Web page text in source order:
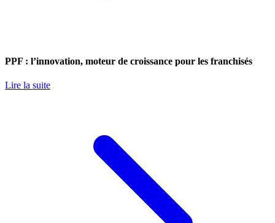
PPF : l’innovation, moteur de croissance pour les franchisés
Lire la suite